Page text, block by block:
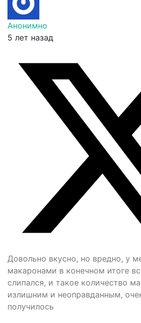
Анонимно
5 лет назад
Довольно вкусно, но вредно, у
макаронами в конечном итоге
слипался, и такое количество
излишним и неоправданным,
получилось